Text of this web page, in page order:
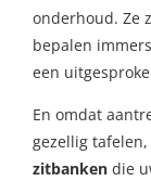
onderhoud. Ze
bepalen
een
En omdat
gezellig
zitbanken die